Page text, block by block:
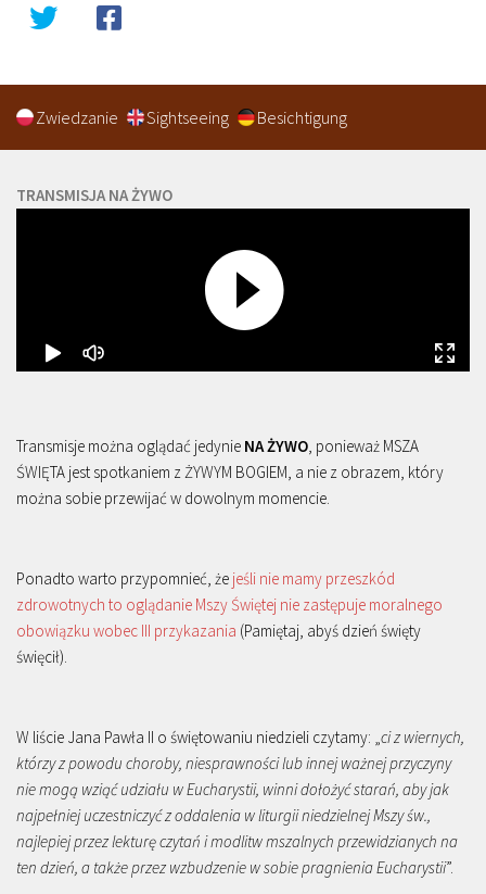
Zwiedzanie Sightseeing Besichtigung
TRANSMISJA NA ŻYWO
Transmisje można oglądać jedynie NA ŻYWO , ponieważ MSZA
ŚWIĘTA jest spotkaniem z ŻYWYM BOGIEM, a nie z obrazem, który
można sobie przewijać w dowolnym momencie.
Ponadto warto przypomnieć, że jeśli nie mamy przeszkód
zdrowotnych to oglądanie Mszy Świętej nie zastępuje moralnego
obowiązku wobec III przykazania (Pamiętaj, abyś dzień święty
święcił).
W liście Jana Pawła II o świętowaniu niedzieli czytamy: „ ci z wiernych,
którzy z powodu choroby, niesprawności lub innej ważnej przyczyny
nie mogą wziąć udziału w Eucharystii, winni dołożyć starań, aby jak
najpełniej uczestniczyć z oddalenia w liturgii niedzielnej Mszy św.,
najlepiej przez lekturę czytań i modlitw mszalnych przewidzianych na
ten dzień, a także przez wzbudzenie w sobie pragnienia Eucharystii”.